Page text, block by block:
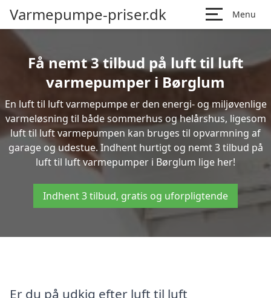
Varmepumpe-priser.dk Menu
Få nemt 3 tilbud på luft til luft
varmepumper i Børglum
En luft til luft varmepumpe er den energi- og miljøvenlige
varmeløsning til både sommerhus og helårshus, ligesom
luft til luft varmepumpen kan bruges til opvarmning af
garage og udestue. Indhent hurtigt og nemt 3 tilbud på
luft til luft varmepumper i Børglum lige her!
Indhent 3 tilbud, gratis og uforpligtende
Er du på udkig efter luft til luft